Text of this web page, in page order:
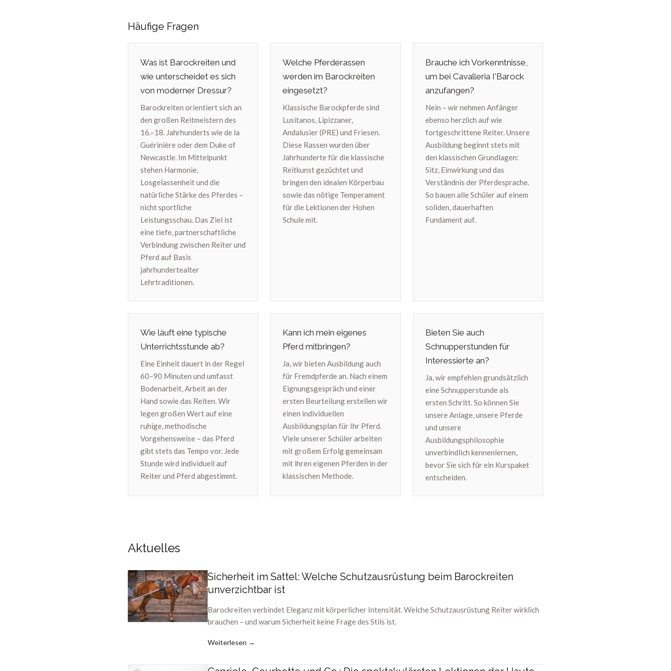
Häufige Fragen
Was ist Barockreiten und
wie unterscheidet es sich
von moderner Dressur?
Barockreiten orientiert sich an
den großen Reitmeistern des
16.–18. Jahrhunderts wie de la
Guérinière oder dem Duke of
Newcastle. Im Mittelpunkt
stehen Harmonie,
Losgelassenheit und die
natürliche Stärke des Pferdes –
nicht sportliche
Leistungsschau. Das Ziel ist
eine tiefe, partnerschaftliche
Verbindung zwischen Reiter und
Pferd auf Basis
jahrhundertealter
Lehrtraditionen.
Welche Pferderassen
werden im Barockreiten
eingesetzt?
Klassische Barockpferde sind
Lusitanos, Lipizzaner,
Andalusier (PRE) und Friesen.
Diese Rassen wurden über
Jahrhunderte für die klassische
Reitkunst gezüchtet und
bringen den idealen Körperbau
sowie das nötige Temperament
für die Lektionen der Hohen
Schule mit.
Brauche ich Vorkenntnisse,
um bei Cavalleria I'Barock
anzufangen?
Nein – wir nehmen Anfänger
ebenso herzlich auf wie
fortgeschrittene Reiter. Unsere
Ausbildung beginnt stets mit
den klassischen Grundlagen:
Sitz, Einwirkung und das
Verständnis der Pferdesprache.
So bauen alle Schüler auf einem
soliden, dauerhaften
Fundament auf.
Wie läuft eine typische
Unterrichtsstunde ab?
Eine Einheit dauert in der Regel
60–90 Minuten und umfasst
Bodenarbeit, Arbeit an der
Hand sowie das Reiten. Wir
legen großen Wert auf eine
ruhige, methodische
Vorgehensweise – das Pferd
gibt stets das Tempo vor. Jede
Stunde wird individuell auf
Reiter und Pferd abgestimmt.
Kann ich mein eigenes
Pferd mitbringen?
Ja, wir bieten Ausbildung auch
für Fremdpferde an. Nach einem
Eignungsgespräch und einer
ersten Beurteilung erstellen wir
einen individuellen
Ausbildungsplan für Ihr Pferd.
Viele unserer Schüler arbeiten
mit großem Erfolg gemeinsam
mit ihren eigenen Pferden in der
klassischen Methode.
Bieten Sie auch
Schnupperstunden für
Interessierte an?
Ja, wir empfehlen grundsätzlich
eine Schnupperstunde als
ersten Schritt. So können Sie
unsere Anlage, unsere Pferde
und unsere
Ausbildungsphilosophie
unverbindlich kennenlernen,
bevor Sie sich für ein Kurspaket
entscheiden.
Aktuelles
Sicherheit im Sattel: Welche Schutzausrüstung beim Barockreiten
unverzichtbar ist
Barockreiten verbindet Eleganz mit körperlicher Intensität. Welche Schutzausrüstung Reiter wirklich
brauchen – und warum Sicherheit keine Frage des Stils ist.
Weiterlesen →